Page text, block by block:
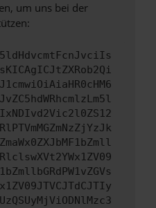
um uns bei der